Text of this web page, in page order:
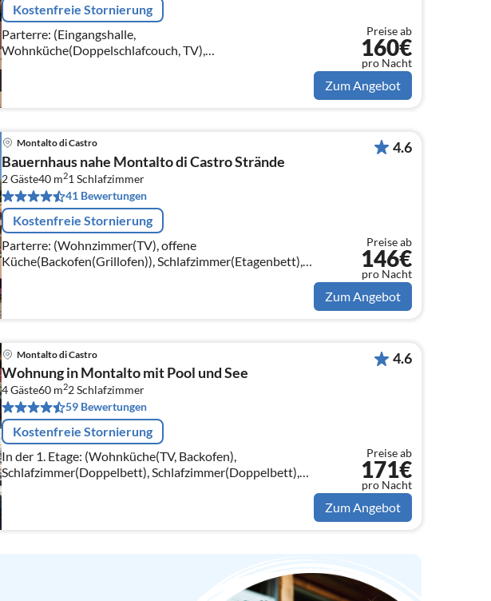
Kostenfreie Stornierung
Parterre: (Eingangshalle,
Wohnküche(Doppelschlafcouch, TV),
Preise ab
160€
pro Nacht
Zum Angebot
Montalto di Castro
Bauernhaus nahe Montalto di Castro Strände
2 Gäste40 m21 Schlafzimmer
41 Bewertungen
Kostenfreie Stornierung
Parterre: (Wohnzimmer(TV), offene
Küche(Backofen(Grillofen)), Schlafzimmer(Etagenbett),
Badezimmer(Dusche))
4.6
Preise ab
146€
pro Nacht
Zum Angebot
Montalto di Castro
Wohnung in Montalto mit Pool und See
4 Gäste60 m22Schlafzimmer
59 Bewertungen
Kostenfreie Stornierung
In der 1. Etage: (Wohnküche(TV, Backofen),
Schlafzimmer(Doppelbett), Schlafzimmer(Doppelbett),
Badezimmer(Dusche, Waschbecken, Toilette, Bidet))
4.6
Preise ab
171€
pro Nacht
Zum Angebot